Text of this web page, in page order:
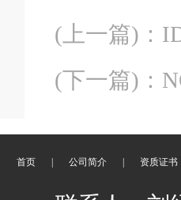
(上一篇) ：
(下一篇) ：
首页 公司简介 资质证书